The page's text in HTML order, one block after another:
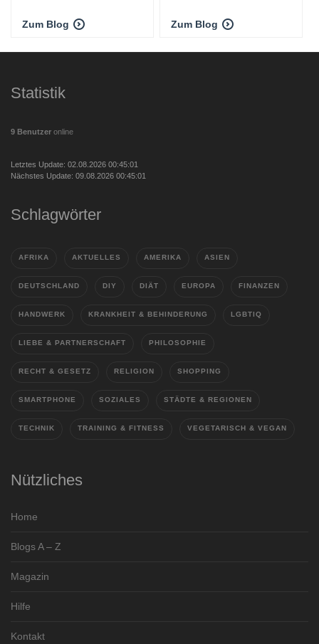
Zum Blog Zum Blog
Statistik
9 Benutzer online
Letztes Update: 02.08.2026 00:45:01
Nächstes Update: 09.08.2026 00:45:01
Schlagwörter
AFRIKA AKTUELLES AMERIKA ASIEN
DEUTSCHLAND DIY DIÄT EUROPA FINANZEN
HANDWERK KRANKHEIT & BEHINDERUNG LGBTIQ
LIEBE & PARTNERSCHAFT PHILOSOPHIE
RECHT & GESETZ RELIGION SHOPPING
SMARTPHONE SOZIALES STÄDTE & REGIONEN
TECHNIK TRAINING & FITNESS VEGETARISCH & VEGAN
Nützliches
Home
Blogs A – Z
Magazin
Hilfe
Kontakt